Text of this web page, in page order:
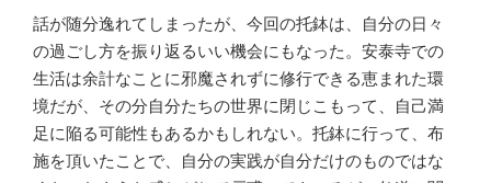
話が随分逸れてしまったが、今回の托鉢は、自分の日々
の過ごし方を振り返るいい機会にもなった。安泰寺での
生活は余計なことに邪魔されずに修行できる恵まれた環
境だが、その分自分たちの世界に閉じこもって、自己満
足に陥る可能性もあるかもしれない。托鉢に行って、布
施を頂いたことで、自分の実践が自分だけのものではな